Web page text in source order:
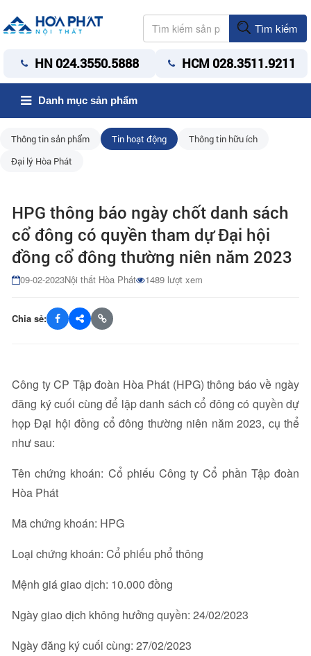
Tìm kiếm
HN 024.3550.5888 HCM 028.3511.9211
Danh mục sản phẩm
Thông tin sản phẩm Tin hoạt động
Thông tin hữu ích
Đại lý Hòa Phát
HPG thông báo ngày chốt danh sách
cổ đông có quyền tham dự Đại hội
đồng cổ đông thường niên năm 2023
09-02-2023Nội thất Hòa Phát 1489 lượt xem
Chia sẻ:
Công ty CP Tập đoàn Hòa Phát (HPG) thông báo về ngày
đăng ký cuối cùng để lập danh sách cổ đông có quyền dự
họp Đại hội đồng cổ đông thường niên năm 2023, cụ thể
như sau:
Tên chứng khoán: Cổ phiếu Công ty Cổ phần Tập đoàn
Hòa Phát
Mã chứng khoán: HPG
Loại chứng khoán: Cổ phiếu phổ thông
Mệnh giá giao dịch: 10.000 đồng
Ngày giao dịch không hưởng quyền: 24/02/2023
Ngày đăng ký cuối cùng: 27/02/2023